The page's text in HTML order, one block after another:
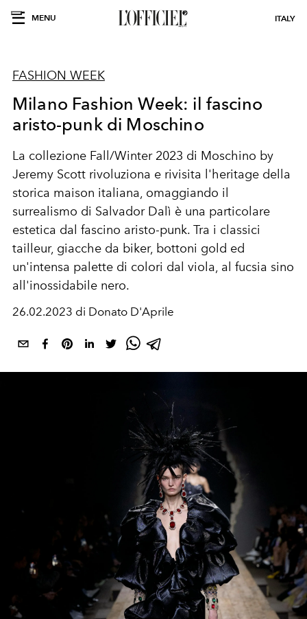
MENU ITALY
FASHION WEEK
Milano Fashion Week: il fascino
aristo-punk di Moschino
La collezione Fall/Winter 2023 di Moschino by
Jeremy Scott rivoluziona e rivisita l'heritage della
storica maison italiana, omaggiando il
surrealismo di Salvador Dalì è una particolare
estetica dal fascino aristo-punk. Tra i classici
tailleur, giacche da biker, bottoni gold ed
un'intensa palette di colori dal viola, al fucsia sino
all'inossidabile nero.
26.02.2023 di Donato D'Aprile